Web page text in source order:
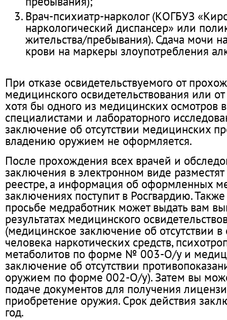
Врач-психиатр-нарколог (КОГБУЗ
наркологический диспансер» или
жительства/пребывания). Сдача мочи
крови на маркеры злоупотребления
При отказе освидетельствуемого от
медицинского освидетельствования или
хотя бы одного из медицинских осмотров
специалистами и лабораторного
заключение об отсутствии медицинских
владению оружием не оформляется.
После прохождения всех врачей и
заключения в электронном виде
реестре, а информация об оформленных
заключениях поступит в Росгвардию.
просьбе медработник может выдать вам
результатах медицинского
(медицинское заключение об отсутствии в
человека наркотических средств,
метаболитов по форме № 003-О/у и
заключение об отсутствии
оружием по форме 002-О/у). Затем вы
подаче документов для получения
приобретение оружия. Срок действия
год.